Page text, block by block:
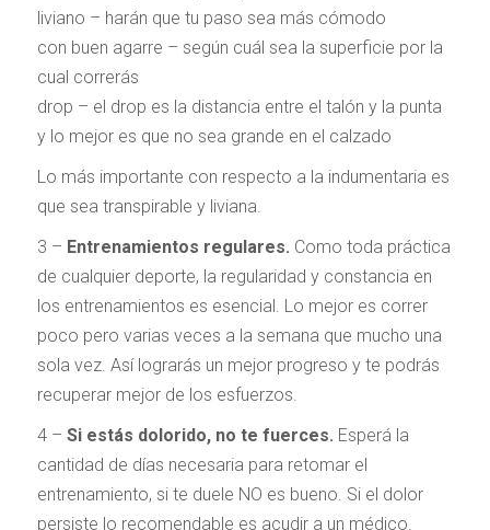
liviano – harán que tu paso sea más cómodo
con buen agarre – según cuál sea la superficie por la
cual correrás
drop – el drop es la distancia entre el talón y la punta
y lo mejor es que no sea grande en el calzado
Lo más importante con respecto a la indumentaria es
que sea transpirable y liviana.
3 – Entrenamientos regulares. Como toda práctica
de cualquier deporte, la regularidad y constancia en
los entrenamientos es esencial. Lo mejor es correr
poco pero varias veces a la semana que mucho una
sola vez. Así lograrás un mejor progreso y te podrás
recuperar mejor de los esfuerzos.
4 – Si estás dolorido, no te fuerces. Esperá la
cantidad de días necesaria para retomar el
entrenamiento, si te duele NO es bueno. Si el dolor
persiste lo recomendable es acudir a un médico.